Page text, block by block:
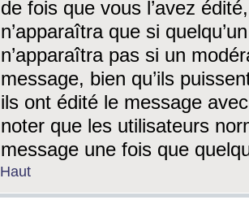
de fois que vous l’avez
n’apparaîtra que si
n’apparaîtra pas si un
message, bien qu’ils
ils ont édité le message
noter que les utilisateurs
message une fois que
Haut